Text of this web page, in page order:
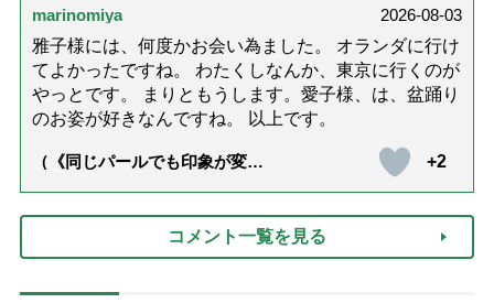
marinomiya
2026-08-03
雅子様には、何度かお会い為ました。 オランダに行け
てよかったですね。 わたくしなんか、東京に行くのが
やっとです。 まりともうします。愛子様、は、盆踊り
のお姿が好きなんですね。 以上です。
（《同じパールでも印象が変
の夏ネックレス」上品＆涼しげ
に見せる4つの法則）
+2
コメント一覧を見る